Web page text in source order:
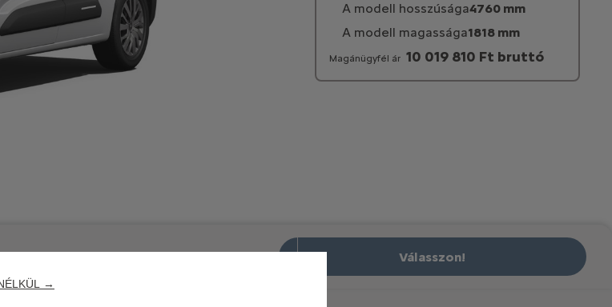
A modell hosszúsága4760 mm
A modell magassága1818 mm
Magánügyfél ár 10 019 810 Ft bruttó
Válasszon!
→